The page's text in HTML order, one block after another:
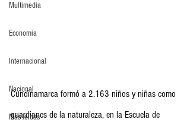
Multimedia
Economia
Internacional
Nacional
Más leídas
Cundinamarca formó a 2.163 niños y niñas como
guardianes de la naturaleza, en la Escuela de